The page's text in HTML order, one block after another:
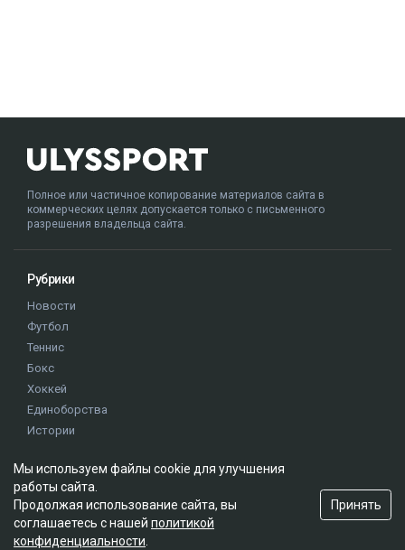
Полное или частичное копирование материалов сайта в
коммерческих целях допускается только с письменного
разрешения владельца сайта.
Рубрики
Новости
Футбол
Теннис
Бокс
Хоккей
Единоборства
Истории
Редакция
О проекте
Мы используем файлы cookie для улучшения
работы сайта.
Продолжая использование сайта, вы
соглашаетесь с нашей политикой
конфиденциальности
Принять